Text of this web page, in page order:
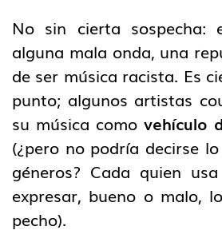
No sin cierta sospecha:
alguna mala onda, una
de ser música racista. Es
punto; algunos artistas
su música como vehículo
(¿pero no podría decirse
géneros? Cada quien
expresar, bueno o malo,
pecho).